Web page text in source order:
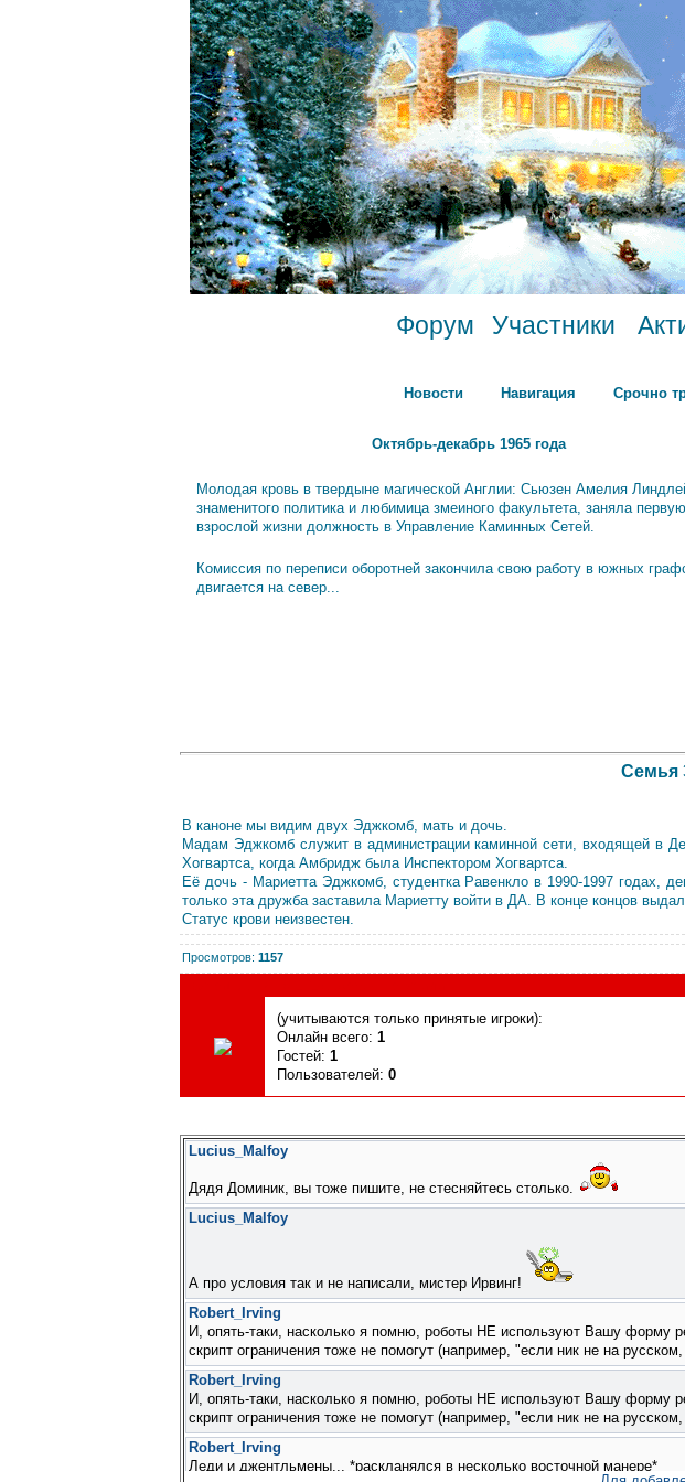
Форум Участники
Новости Навигация Срочно
Октябрь-декабрь 1965 года
Молодая кровь в твердыне магической Англии: Сьюзен Амелия
знаменитого политика и любимица змеиного факультета, заняла
взрослой жизни должность в Управление Каминных Сетей.
Комиссия по переписи оборотней закончила свою работу в южных
двигается на север...
Семья
В каноне мы видим двух Эджкомб, мать и дочь.
Мадам Эджкомб служит в администрации каминной сети, входящей в
Хогвартса, когда Амбридж была Инспектором Хогвартса.
Её дочь - Мариетта Эджкомб, студентка Равенкло в 1990-1997 годах,
только эта дружба заставила Мариетту войти в ДА. В конце концов
Статус крови неизвестен.
Просмотров: 1157
(учитываются только принятые игроки):
Онлайн всего: 1
Гостей: 1
Пользователей: 0